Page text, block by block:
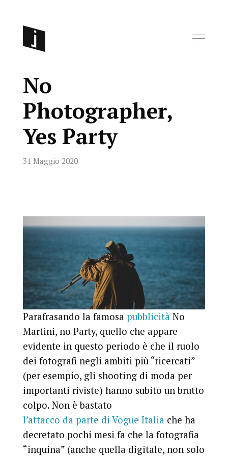
No
Photographer,
Yes Party
31 Maggio 2020
Parafrasando la famosa pubblicitàNo
Martini, no Party, quello che appare
evidente in questo periodo è che il ruolo
dei fotografi negli ambiti più “ricercati”
(per esempio, gli shooting di moda per
importanti riviste) hanno subito un brutto
colpo. Non è bastato
l’attacco da parte di Vogue Italiache ha
decretato pochi mesi fa che la fotografia
“inquina” (anche quella digitale, non solo